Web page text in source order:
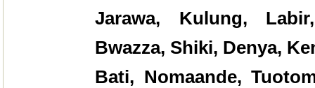
Jarawa, Kulung,
Bwazza, Shiki, Denya,
Bati, Nomaande,